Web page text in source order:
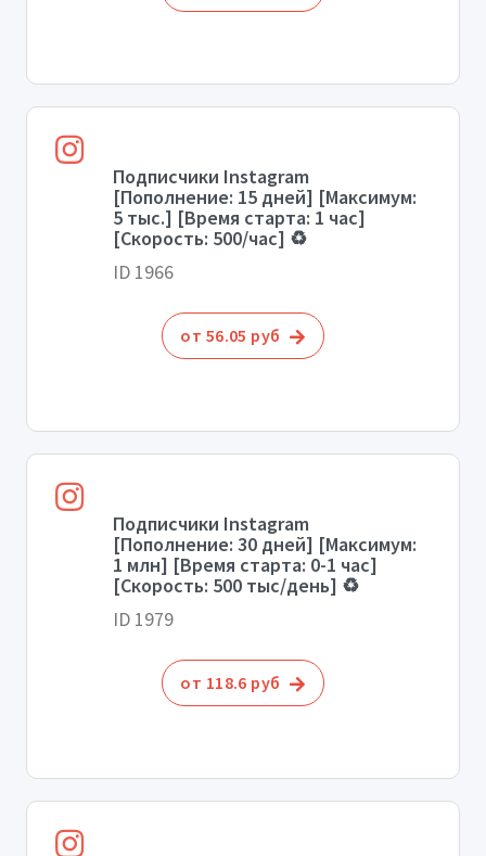
Подписчики Instagram
[Пополнение: 15 дней] [Максимум:
5 тыс.] [Время старта: 1 час]
[Скорость: 500/час] ♻️
ID 1966
от 56.05 руб
Подписчики Instagram
[Пополнение: 30 дней] [Максимум:
1 млн] [Время старта: 0-1 час]
[Скорость: 500 тыс/день] ♻️
ID 1979
от 118.6 руб